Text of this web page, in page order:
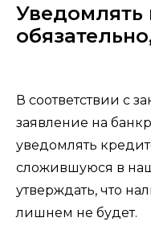
Уведомлять
В соответствии с
заявление на
уведомлять
сложившуюся в
утверждать, что
лишнем не будет.